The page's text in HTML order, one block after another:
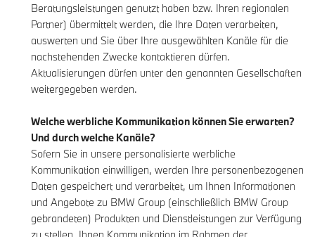
Beratungsleistungen genutzt haben bzw. Ihren regionalen
Partner) übermittelt werden, die Ihre Daten verarbeiten,
auswerten und Sie über Ihre ausgewählten Kanäle für die
nachstehenden Zwecke kontaktieren dürfen.
Aktualisierungen dürfen unter den genannten Gesellschaften
weitergegeben werden.
Welche werbliche Kommunikation können Sie erwarten?
Und durch welche Kanäle?
Sofern Sie in unsere personalisierte werbliche
Kommunikation einwilligen, werden Ihre personenbezogenen
Daten gespeichert und verarbeitet, um Ihnen Informationen
und Angebote zu BMW Group (einschließlich BMW Group
gebrandeten) Produkten und Dienstleistungen zur Verfügung